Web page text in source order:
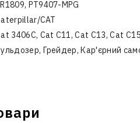
PT9407-MPG
CAT
3406С, Cat C11, Cat C13, Cat
Грейдер, Кар'єрний